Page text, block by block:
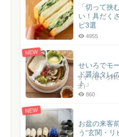
「切って挟
い！具だく
ピ3選
4955
NEW
せいろでモ
ド醤油タレ
ト」
サヤ（せいろ料
士）
860
NEW
お盆の来客
う“玄関・リ